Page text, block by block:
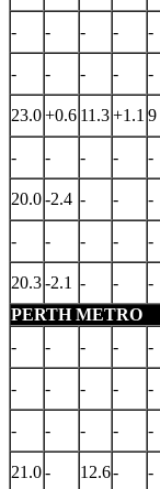
- - - - -
- - - - -
23.0+0.6 11.3+1.1 9
- - - - -
20.0-2.4 - - -
- - - - -
20.3-2.1 - - -
PERTH METRO
-
- - - -
- - - - -
- - - - -
21.0- 12.6- -